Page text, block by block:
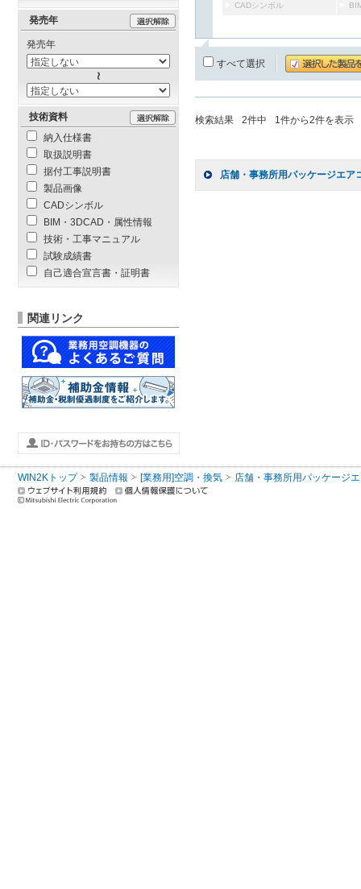
CADシンボル
すべて選択
検索結果 2件中 1件から2件を表示
店舗・事務所用パッケージエア
発売年
発売年
技術資料
納入仕様書
取扱説明書
据付工事説明書
製品画像
CADシンボル
BIM・3DCAD・属性情報
技術・工事マニュアル
試験成績書
自己適合宣言書・証明書
関連リンク
WIN2Kトップ 製品情報 [業務用]空調・換気 店舗・事務所用パッケージ